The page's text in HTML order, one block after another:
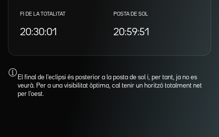
FI DE LA TOTALITAT
20:30:01
POSTA DE SOL
20:59:51
El final de l'eclipsi és posterior a la posta de sol i, per tant, ja no es
veurà. Per a una visibilitat òptima, cal tenir un horitzó totalment net
per l'oest.